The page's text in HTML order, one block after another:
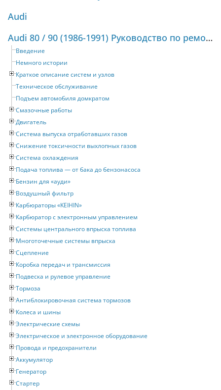
Audi
Audi 80 / 90 (1986-1991) Руководство по ремонту и техническому обслуживанию
Введение
Немного истории
Краткое описание систем и узлов
Техническое обслуживание
Подъем автомобиля домкратом
Смазочные работы
Двигатель
Система выпуска отработавших газов
Снижение токсичности выхлопных газов
Система охлаждения
Подача топлива — от бака до бензонасоса
Бензин для «ауди»
Воздушный фильтр
Карбюраторы «KEIHIN»
Карбюратор с электронным управлением
Системы центрального впрыска топлива
Многоточечные системы впрыска
Сцепление
Коробка передач и трансмиссия
Подвеска и рулевое управление
Тормоза
Антиблокировочная система тормозов
Колеса и шины
Электрические схемы
Электрическое и электронное оборудование
Провода и предохранители
Аккумулятор
Генератор
Стартер